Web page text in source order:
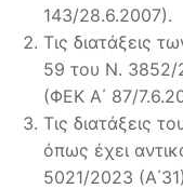
143/28.6.2007).
Τις διατάξεις
59 του Ν. 3852/
(ΦΕΚ Α΄ 87/
Τις διατάξεις
όπως έχει
5021/2023